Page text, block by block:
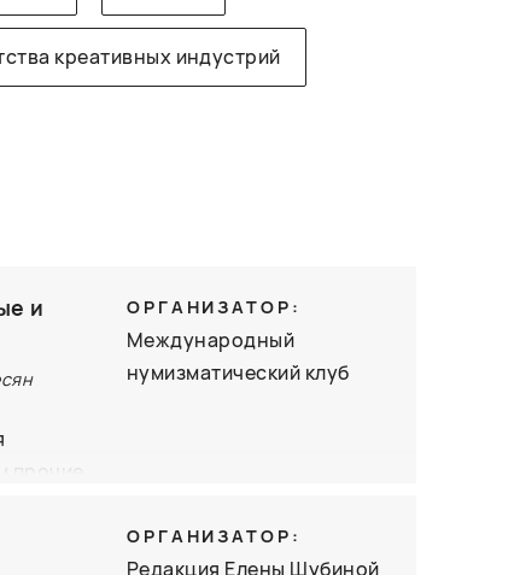
креативных индустрий
и
как
ОРГАНИЗАТОР:
Международный
нумизматический клуб
ОРГАНИЗАТОР:
Редакция Елены Шубиной